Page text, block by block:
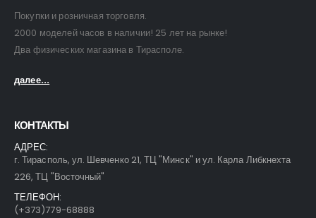
Покупки и розничная торговля.
2000 моделей часов в наличии! 25 лет на рынке!
Два физических магазина в Тирасполе.
далее...
КОНТАКТЫ
АДРЕС:
г. Тирасполь, ул. Шевченко 21, ТЦ "Минск" и ул. Карла Либкнехта
226, ТЦ "Восточный"
ТЕЛЕФОН:
(+373)779-68888